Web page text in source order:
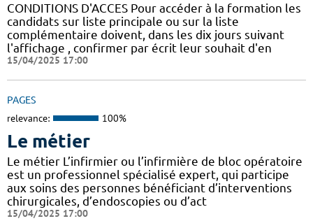
CONDITIONS D'ACCES Pour accéder à la formation les
candidats sur liste principale ou sur la liste
complémentaire doivent, dans les dix jours suivant
l'affichage , confirmer par écrit leur souhait d'en
15/04/2025 17:00
PAGES
relevance: 100%
Le métier
Le métier L’infirmier ou l’infirmière de bloc opératoire
est un professionnel spécialisé expert, qui participe
aux soins des personnes bénéficiant d’interventions
chirurgicales, d’endoscopies ou d’act
15/04/2025 17:00